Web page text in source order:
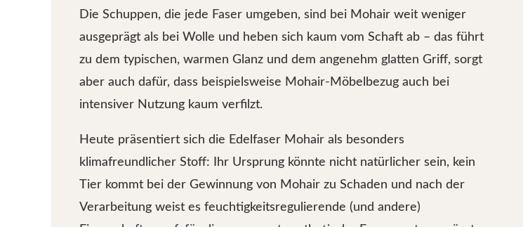
Die Schuppen, die jede Faser umgeben, sind bei Mohair weit weniger
ausgeprägt als bei Wolle und heben sich kaum vom Schaft ab – das führt
zu dem typischen, warmen Glanz und dem angenehm glatten Griff, sorgt
aber auch dafür, dass beispielsweise Mohair-Möbelbezug auch bei
intensiver Nutzung kaum verfilzt.
Heute präsentiert sich die Edelfaser Mohair als besonders
klimafreundlicher Stoff: Ihr Ursprung könnte nicht natürlicher sein, kein
Tier kommt bei der Gewinnung von Mohair zu Schaden und nach der
Verarbeitung weist es feuchtigkeitsregulierende (und andere)